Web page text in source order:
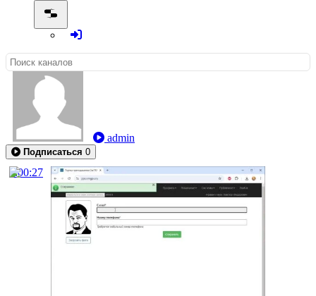
admin
Подписаться 0
0:00:27